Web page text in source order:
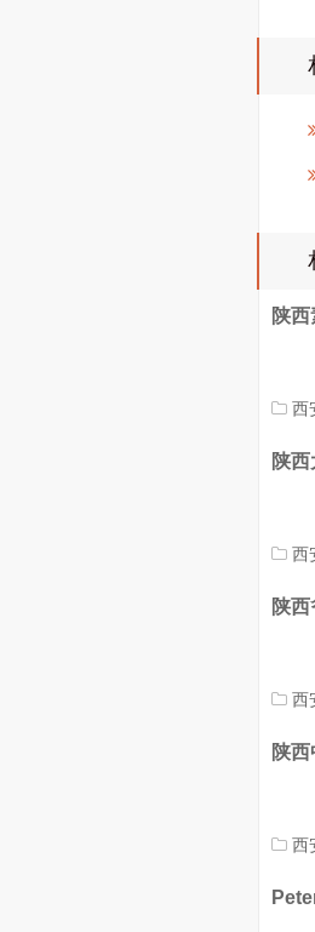
陕
西
陕
西
陕
西
陕
西